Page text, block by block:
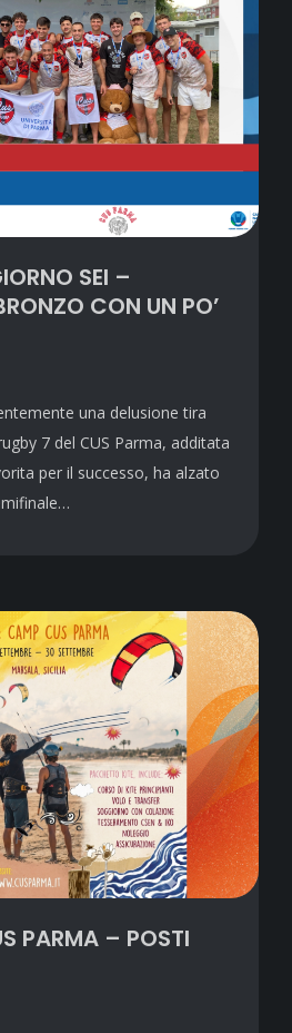
SEI –
CON UN PO’
una delusione tira
7 del CUS Parma, additata
per il successo, ha alzato
PARMA – POSTI